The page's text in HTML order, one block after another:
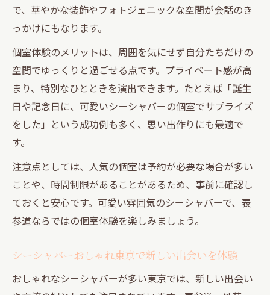
間
静かな空間でシーシャと会話が弾む理由
都内ランキング上位のシーシャ体験とは
おしゃれなシーシャバーで非日常を楽しむ
シーシャと美味しい料理で過ごす贅沢な夜
で、華やかな装飾やフォトジェニックな空間が会話のき
っかけにもなります。
個室体験のメリットは、周囲を気にせず自分たちだけの
空間でゆっくりと過ごせる点です。プライベート感が高
まり、特別なひとときを演出できます。たとえば「誕生
日や記念日に、可愛いシーシャバーの個室でサプライズ
をした」という成功例も多く、思い出作りにも最適で
す。
注意点としては、人気の個室は予約が必要な場合が多い
ことや、時間制限があることがあるため、事前に確認し
ておくと安心です。可愛い雰囲気のシーシャバーで、表
参道ならではの個室体験を楽しみましょう。
シーシャバーおしゃれ東京で新しい出会いを体験
おしゃれなシーシャバーが多い東京では、新しい出会い